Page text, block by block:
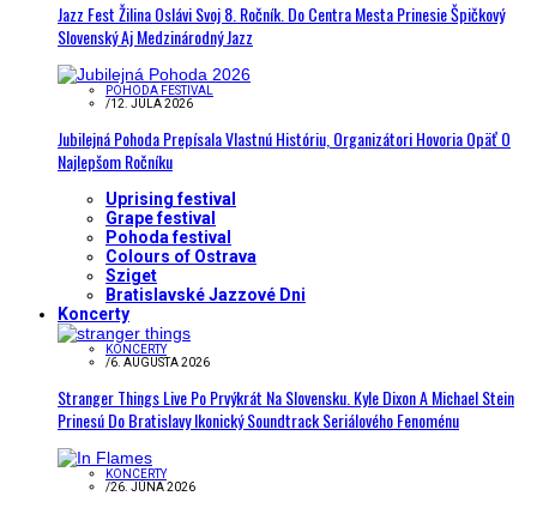
Jazz Fest Žilina Oslávi Svoj 8. Ročník. Do Centra Mesta Prinesie Špičkový
Slovenský Aj Medzinárodný Jazz
POHODA FESTIVAL
/12. JÚLA 2026
Jubilejná Pohoda Prepísala Vlastnú Históriu, Organizátori Hovoria Opäť O
Najlepšom Ročníku
Uprising festival
Grape festival
Pohoda festival
Colours of Ostrava
Sziget
Bratislavské Jazzové Dni
Koncerty
KONCERTY
/6. AUGUSTA 2026
Stranger Things Live Po Prvýkrát Na Slovensku. Kyle Dixon A Michael Stein
Prinesú Do Bratislavy Ikonický Soundtrack Seriálového Fenoménu
KONCERTY
/26. JÚNA 2026